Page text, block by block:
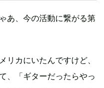
あ、今の活動に繋がる第
リカにいたんですけど、
、「ギターだったらやっ